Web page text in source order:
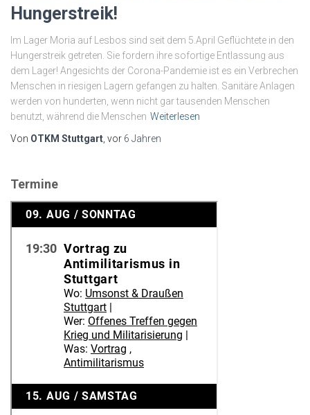
Hungerstreik!
Im Lager Moria auf Lesbos sind seit dem 5.April Geflüchtete in den
Hungerstreik getreten. Sie fordern ihre sofortige Entlassung aus
dem Lager! Angesichts der Corona-Pandemie ist es ein Verbrechen
Menschen in riesigen Lagern gefangen zu halten. Sanitäre Anlagen
werden von hunderten, wenn nicht gar tausenden Menschen
benutzt, während die Menschen Weiterlesen
Von OTKM Stuttgart , vor 6 Jahren
Termine